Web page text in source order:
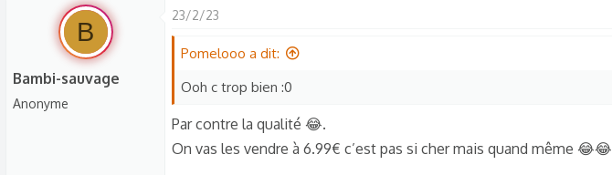
s
é
c
i
o
B
Bambi-sauvage
Anonyme
23/2/23
Pomelooo a dit:
Ooh c trop bien :0
Par contre la qualité 😂.
On vas les vendre à 6.99€ c’est pas si cher mais quand même 😂😂